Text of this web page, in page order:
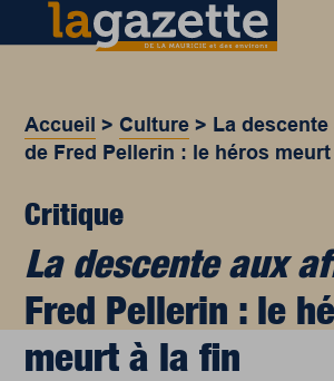
Accueil > Culture > La
de Fred Pellerin : le héros
Critique
La descente aux
Fred Pellerin : le
meurt à la fin